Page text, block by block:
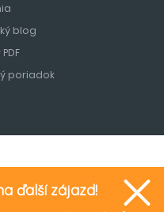
blog
poriadok
ďalší zájazd!